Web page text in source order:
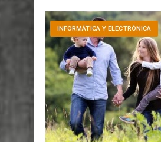
INFORMÁTICA Y ELECTRÓNICA